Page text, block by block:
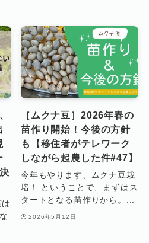
［ムクナ豆］2026年春の
苗作り開始！今後の方針
も【移住者がテレワーク
しながら起農した件#47】
今年もやります、ムクナ豆栽
培！ ということで、まずはス
タートとなる苗作りから。...
2026年5月12日